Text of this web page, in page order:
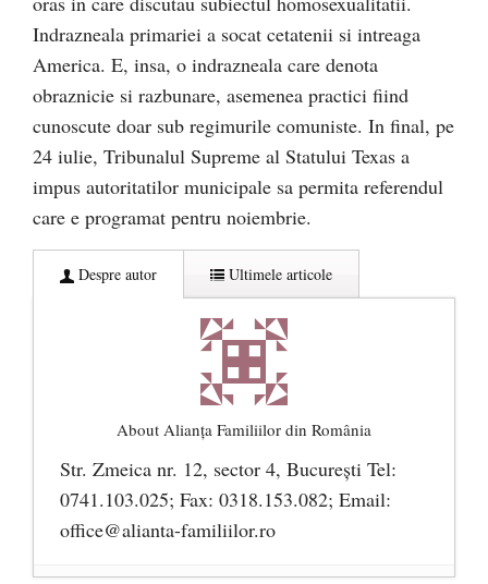
Indrazneala primariei a socat cetatenii si intreaga
America. E, insa, o indrazneala care denota
obraznicie si razbunare, asemenea practici fiind
cunoscute doar sub regimurile comuniste. In final, pe
24 iulie, Tribunalul Supreme al Statului Texas a
impus autoritatilor municipale sa permita referendul
care e programat pentru noiembrie.
Despre autor Ultimele articole
About Alianţa Familiilor din România
Str. Zmeica nr. 12, sector 4, București Tel:
0741.103.025; Fax: 0318.153.082; Email:
office@alianta-familiilor.ro